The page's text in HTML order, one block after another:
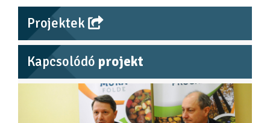
Projektek
Kapcsolódó projekt